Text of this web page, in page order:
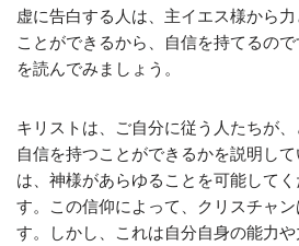
虚に告白する人は、主イエス様から
ことができるから、自信を持てるので
を読んでみましょう。
キリストは、ご自分に従う人たちが
自信を持つことができるかを説明し
は、神様があらゆることを可能して
す。この信仰によって、クリスチャ
す。しかし、これは自分自身の能力